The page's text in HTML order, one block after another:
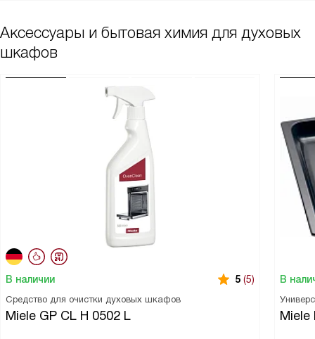
Аксессуары и бытовая химия для духовых
шкафов
В наличии 5 (5)
Средство для очистки духовых шкафов
Miele GP CL H 0502 L
В
Miele